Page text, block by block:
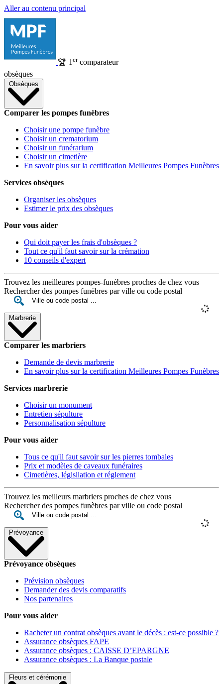
Aller au contenu principal
🏆 1 ercomparateur
obsèques
Obsèques
Comparer les pompes funèbres
Choisir une pompe funèbre
Choisir un crematorium
Choisir un funérarium
Choisir un cimetière
En savoir plus sur la certification Meilleures Pompes Funèbres
Services obsèques
Organiser les obsèques
Estimer le prix des obsèques
Pour vous aider
Qui doit payer les frais d'obsèques ?
Tout ce qu'il faut savoir sur la crémation
10 conseils d'expert
Trouvez les meilleures pompes-funèbres proches de chez vous
Rechercher des pompes funèbres par ville ou code postal
Marbrerie
Comparer les marbriers
Demande de devis marbrerie
En savoir plus sur la certification Meilleures Pompes Funèbres
Services marbrerie
Choisir un monument
Entretien sépulture
Personnalisation sépulture
Pour vous aider
Tous ce qu'il faut savoir sur les pierres tombales
Prix et modèles de caveaux funéraires
Cimetières, législiation et réglement
Trouvez les meilleurs marbriers proches de chez vous
Rechercher des pompes funèbres par ville ou code postal
Prévoyance
Prévoyance obsèques
Prévision obsèques
Demander des devis comparatifs
Nos partenaires
Pour vous aider
Racheter un contrat obsèques avant le décès : est-ce possible ?
Assurance obsèques FAPE
Assurance obsèques : CAISSE D’EPARGNE
Assurance obsèques : La Banque postale
Fleurs et cérémonie